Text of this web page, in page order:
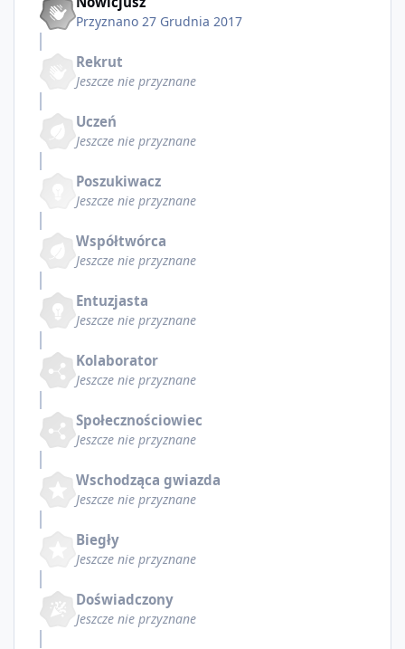
Przyznano 27 Grudnia 2017
Rekrut
Jeszcze nie przyznane
Uczeń
Jeszcze nie przyznane
Poszukiwacz
Jeszcze nie przyznane
Współtwórca
Jeszcze nie przyznane
Entuzjasta
Jeszcze nie przyznane
Kolaborator
Jeszcze nie przyznane
Społecznościowiec
Jeszcze nie przyznane
Wschodząca gwiazda
Jeszcze nie przyznane
Biegły
Jeszcze nie przyznane
Doświadczony
Jeszcze nie przyznane